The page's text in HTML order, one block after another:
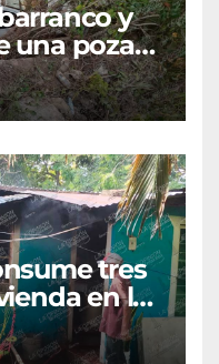
y
una poza
sale
tres
en la